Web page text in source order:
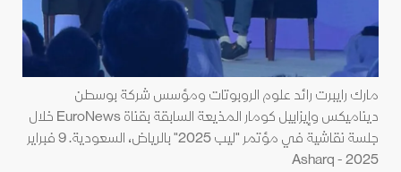
مارك رايبرت رائد علوم الروبوتات ومؤسس شركة بوسطن
ديناميكس وإيزابيل كومار المذيعة السابقة بقناة EuroNews خلال
جلسة نقاشية في مؤتمر "ليب 2025" بالرياض، السعودية. 9 فبراير
2025 - Asharq